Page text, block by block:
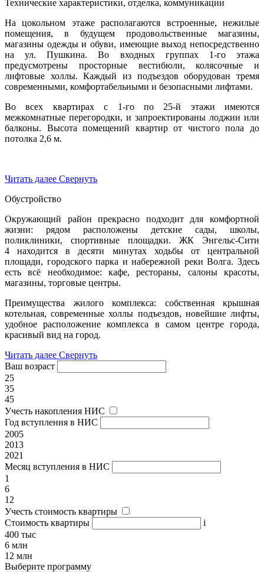
Технические характеристики, отделка, коммуникации
На цокольном этаже располагаются встроенные, нежилые
помещения, в будущем продовольственные магазины,
магазины одежды и обуви, имеющие выход непосредственно
на ул. Пушкина. Во входных группах 1-го этажа
предусмотрены просторные вестибюли, колясочные и
лифтовые холлы. Каждый из подъездов оборудован тремя
современными, комфортабельными и безопасными лифтами.
Во всех квартирах с 1-го по 25-й этажи имеются
межкомнатные перегородки, и запроектированы лоджии или
балконы. Высота помещений квартир от чистого пола до
потолка 2,6 м.
Читать далее Свернуть
Обустройство
Окружающий район прекрасно подходит для комфортной
жизни: рядом расположены детские сады, школы,
поликлиники, спортивные площадки. ЖК Энгельс-Сити
4 находится в десяти минутах ходьбы от центральной
площади, городского парка и набережной реки Волга. Здесь
есть всё необходимое: кафе, рестораны, салоны красоты,
магазины, торговые центры.
Преимущества жилого комплекса: собственная крышная
котельная, современные холлы подъездов, новейшие лифты,
удобное расположение комплекса в самом центре города,
красивый вид на город.
Читать далее Свернуть
Ваш возраст
25
35
45
Учесть накопления НИС
Год вступления в НИС
2005
2013
2021
Месяц вступления в НИС
1
6
12
Учесть стоимость квартиры
Стоимость квартиры
i
400 тыс
6 млн
12 млн
Выберите программу